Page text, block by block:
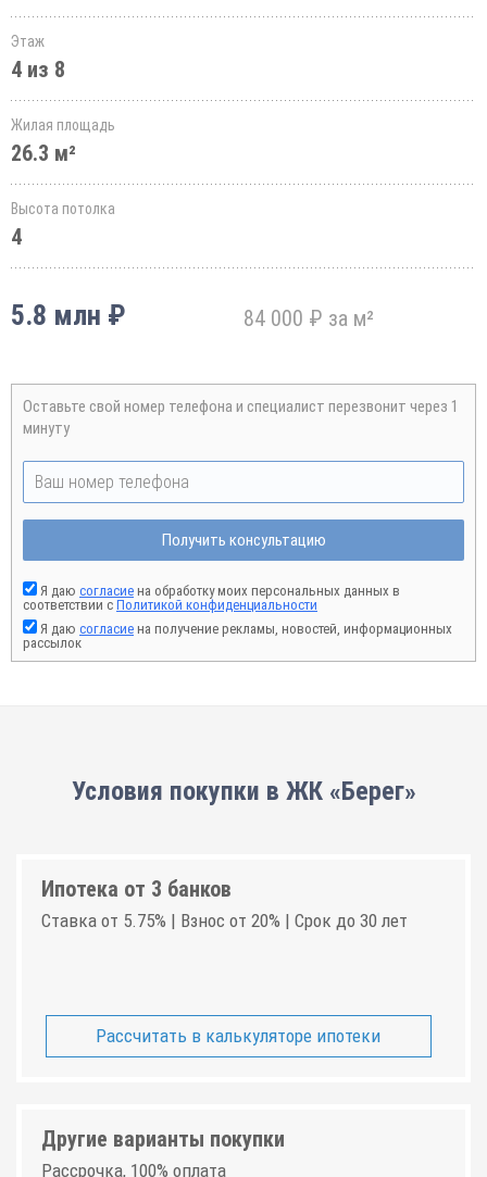
Этаж
4 из 8
Жилая площадь
26.3 м²
Высота потолка
4
5.8 млн ₽ 84 000 ₽ за м²
Оставьте свой номер телефона и специалист перезвонит через 1
минуту
Получить консультацию
Я даю согласие на обработку моих персональных данных в
соответствии с Политикой конфиденциальности
Я даю согласие на получение рекламы, новостей, информационных
рассылок
Условия покупки в ЖК «Берег»
Ипотека от 3 банков
Ставка от 5.75% | Взнос от 20% | Срок до 30 лет
Рассчитать в калькуляторе ипотеки
Другие варианты покупки
Рассрочка, 100% оплата